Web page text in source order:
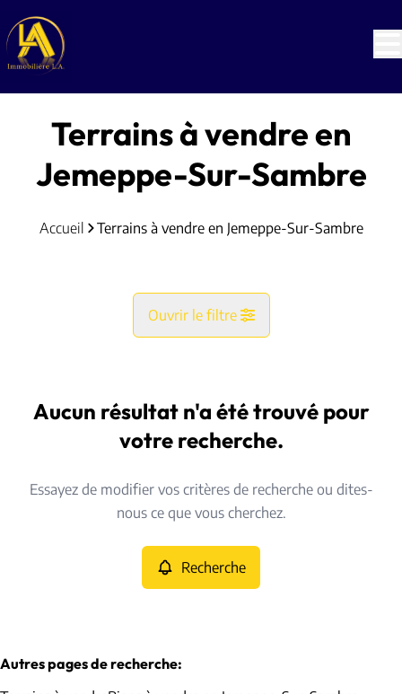
Terrains à vendre en
Jemeppe-Sur-Sambre
Accueil Terrains à vendre en Jemeppe-Sur-Sambre
Ouvrir le filtre
Jemeppe-Sur-Sambre (5190)
Remove
Terrains
Remove
Vue de la carte
Recherche Trier par
Aucun résultat n'a été trouvé pour
votre recherche.
Essayez de modifier vos critères de recherche ou dites-
nous ce que vous cherchez.
Recherche
Autres pages de recherche: